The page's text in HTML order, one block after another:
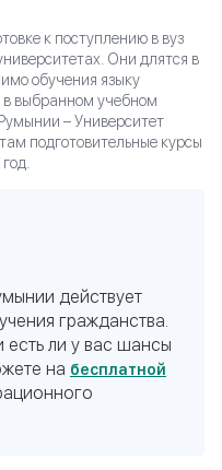
к поступлению в вуз
Они длятся в
обучения языку
в выбранном учебном
– Университет
подготовительные курсы
действует
гражданства.
ли у вас шансы
на бесплатной